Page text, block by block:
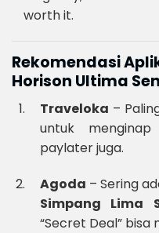
worth it.
Rekomendasi
Horison Ultima
Traveloka –
untuk
paylater juga.
Agoda – Sering
Simpang Lima
“Secret Deal”